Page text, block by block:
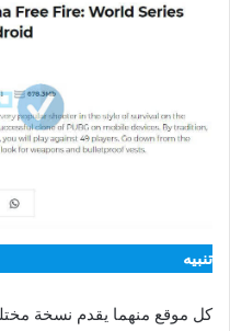
تنبيه
كل موقع منهما يقدم نسخة